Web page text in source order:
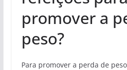
promover a
peso?
Para promover a perda de